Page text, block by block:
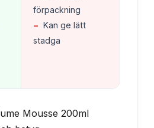
förpackning
− Kan ge lätt
stadga